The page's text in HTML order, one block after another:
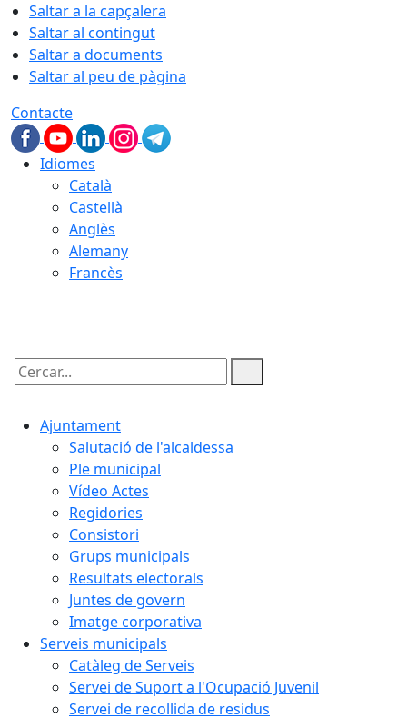
Saltar a la capçalera
Saltar al contingut
Saltar a documents
Saltar al peu de pàgina
Contacte
Idiomes
Català
Castellà
Anglès
Alemany
Francès
Cercar:
Ajuntament
Salutació de l'alcaldessa
Ple municipal
Vídeo Actes
Regidories
Consistori
Grups municipals
Resultats electorals
Juntes de govern
Imatge corporativa
Serveis municipals
Catàleg de Serveis
Servei de Suport a l'Ocupació Juvenil
Servei de recollida de residus